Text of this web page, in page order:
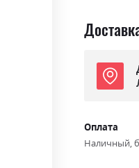
Оплата
Наличный,